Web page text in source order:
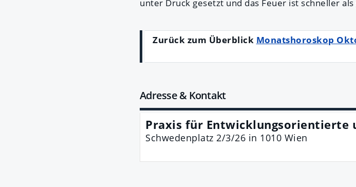
unter Druck gesetzt und das Feuer ist schneller
Zurück zum Überblick Monatshoroskop
Adresse & Kontakt
Praxis für Entwicklungsorientierte
Schwedenplatz 2/3/26 in 1010 Wien